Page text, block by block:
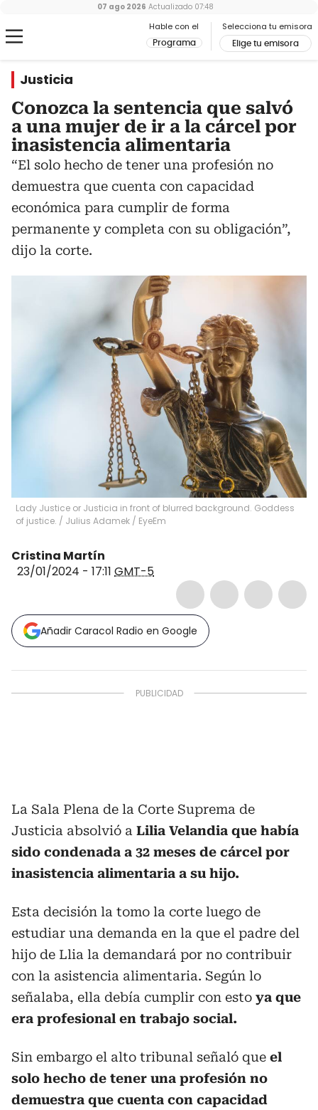
Hable con el
Programa
Selecciona tu emisora
Elige tu emisora
07 ago 2026 Actualizado 07:48
Justicia
Conozca la sentencia que salvó
a una mujer de ir a la cárcel por
inasistencia alimentaria
“El solo hecho de tener una profesión no
demuestra que cuenta con capacidad
económica para cumplir de forma
permanente y completa con su obligación”,
dijo la corte.
Lady Justice or Justicia in front of blurred background. Goddess
of justice. / Julius Adamek / EyeEm
Cristina Martín
23/01/2024 - 17:11 GMT-5
Añadir Caracol Radio en Google
La Sala Plena de la Corte Suprema de
Justicia absolvió a Lilia Velandia que había
sido condenada a 32 meses de cárcel por
inasistencia alimentaria a su hijo.
Esta decisión la tomo la corte luego de
estudiar una demanda en la que el padre del
hijo de Llia la demandará por no contribuir
con la asistencia alimentaria. Según lo
señalaba, ella debía cumplir con esto ya que
era profesional en trabajo social.
Sin embargo el alto tribunal señaló que el
solo hecho de tener una profesión no
demuestra que cuenta con capacidad